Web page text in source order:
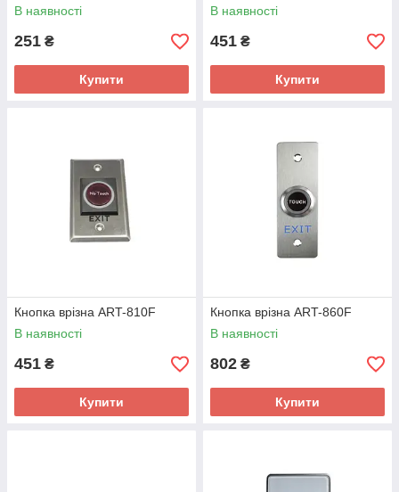
В наявності
251 ₴
Купити
В наявності
451 ₴
Купити
Кнопка врізна ART-810F
В наявності
451 ₴
Купити
Кнопка врізна ART-860F
В наявності
802 ₴
Купити